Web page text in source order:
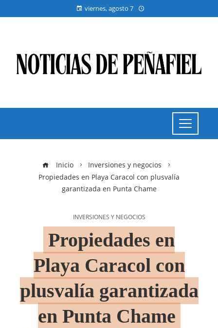
viernes, agosto 7
Inicio
Inversiones y negocios
Propiedades en Playa Caracol con plusvalía
garantizada en Punta Chame
INVERSIONES Y NEGOCIOS
Propiedades en
Playa Caracol con
plusvalía garantizada
en Punta Chame